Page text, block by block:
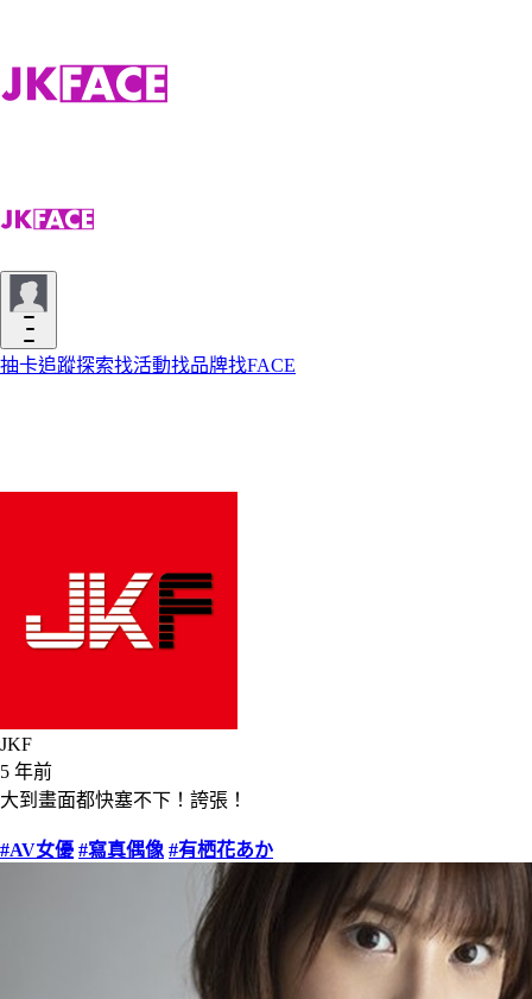
抽卡追蹤探索找活動找品牌找FACE
JKF
5 年前
大到畫面都快塞不下！誇張！
#AV女優 #寫真偶像 #有栖花あか